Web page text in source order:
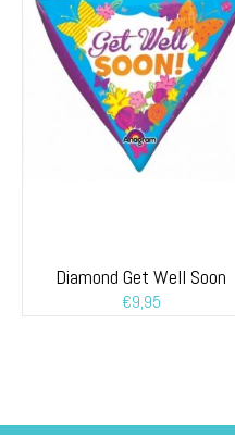
Diamond Get Well Soon
€9,95